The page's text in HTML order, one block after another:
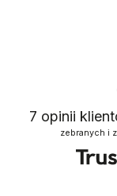
7 opinii
zebranych i